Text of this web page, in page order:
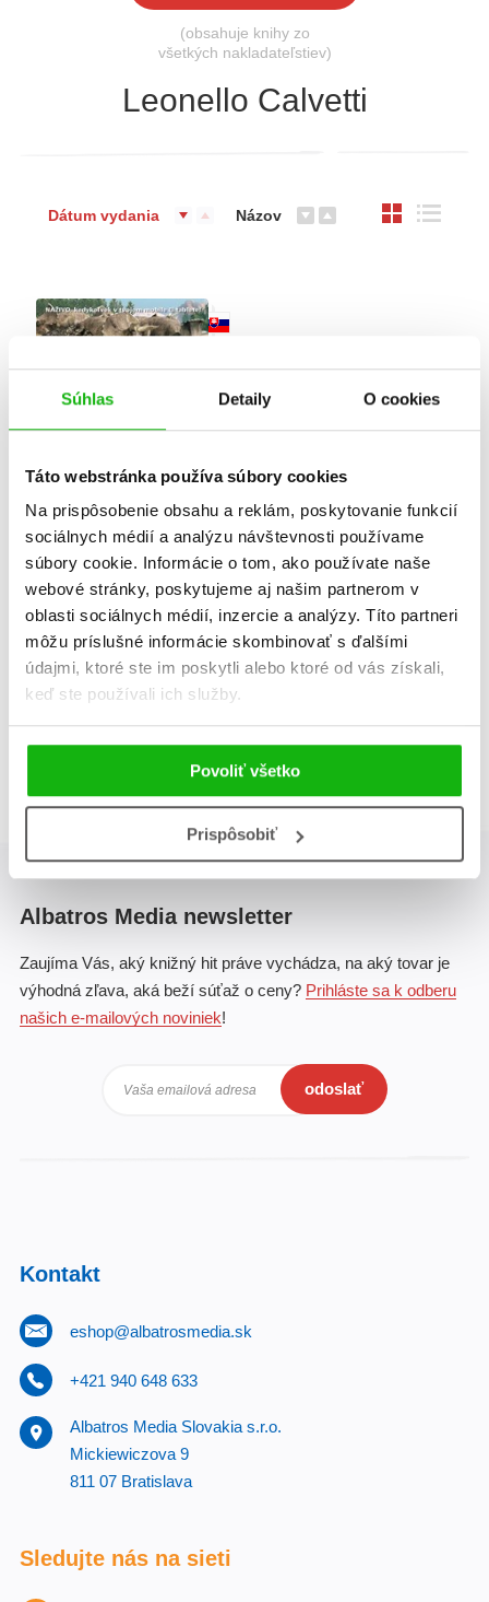
Súhlas Detaily O cookies
Táto webstránka používa súbory cookies
Na prispôsobenie obsahu a reklám, poskytovanie funkcií
sociálnych médií a analýzu návštevnosti používame
súbory cookie. Informácie o tom, ako používate naše
webové stránky, poskytujeme aj našim partnerom v
oblasti sociálnych médií, inzercie a analýzy. Títo partneri
môžu príslušné informácie skombinovať s ďalšími
údajmi, ktoré ste im poskytli alebo ktoré od vás získali,
keď ste používali ich služby.
Povoliť všetko
Prispôsobiť
(obsahuje knihy zo
všetkých nakladateľstiev)
Leonello Calvetti
Dátum vydania Názov
Inteligentná kniha (Tap-
a-dot): Skutočný svet
dinosaurov
Marcus Johnson
Albatros Media newsletter
Zaujíma Vás, aký knižný hit práve vychádza, na aký tovar je
výhodná zľava, aká beží súťaž o ceny? Prihláste sa k odberu
našich e-mailových noviniek!
Vaša emailová adresa odoslať
Kontakt
eshop@albatrosmedia.sk
+421 940 648 633
Albatros Media Slovakia s.r.o.
Mickiewiczova 9
811 07 Bratislava
Sledujte nás na sieti